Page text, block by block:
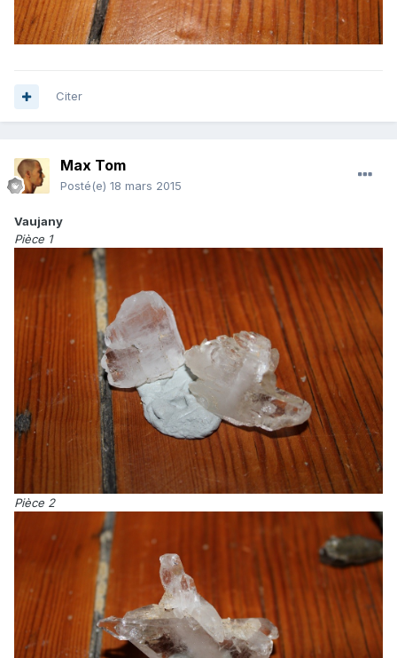
Citer
Max Tom
Posté(e) 18 mars 2015
Vaujany
Pièce 1
Pièce 2